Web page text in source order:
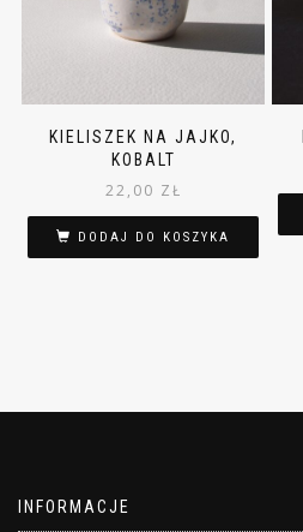
KIELISZEK NA JAJKO,
KOBALT
22,00 ZŁ
DODAJ DO KOSZYKA
INFORMACJE